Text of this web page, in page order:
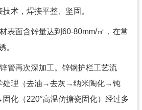
术，焊接平整、坚固。
表面含锌量达到60-80mm/㎡，在常
。
管再次深加工。锌钢护栏工艺流
处理（去油→去灰→纳米陶化→钝
化（220°高温仿搪瓷固化）经过多